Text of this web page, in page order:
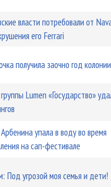
власти потребовали от
его Ferrari
получила заочно год колонии
Lumen «Государство»
упала в воду во время
на сап-фестивале
Под угрозой моя семья и дети!